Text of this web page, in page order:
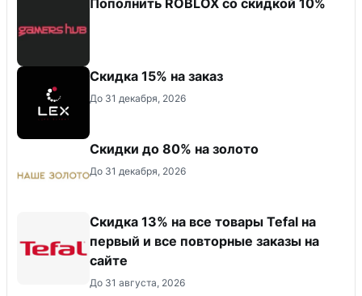
Скидка 15% на заказ
До 31 декабря, 2026
Скидки до 80% на золото
До 31 декабря, 2026
Скидка 13% на все товары Tefal на
первый и все повторные заказы на
сайте
До 31 августа, 2026